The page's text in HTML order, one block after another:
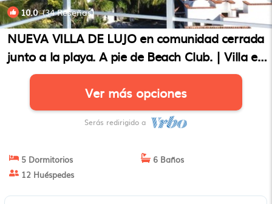
10.0(34 Reseñas)
NUEVA VILLA DE LUJO en comunidad cerrada
junto a la playa. A pie de Beach Club. | Villa en
Playa del Carmen
Ver más opciones
Serás redirigido a
5 Dormitorios
6 Baños
12 Huéspedes